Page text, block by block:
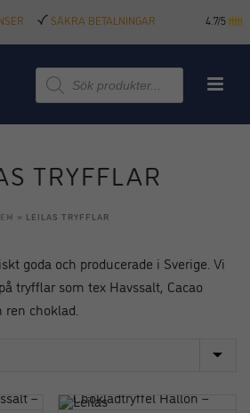
SÄKRA BETALNINGAR 4.7/5
Produktsökning
TRYFFLAR
» LEILAS TRYFFLAR
goda och producerade i Sverige. Vi
tryfflar som tex Havssalt, Cacao
choklad.